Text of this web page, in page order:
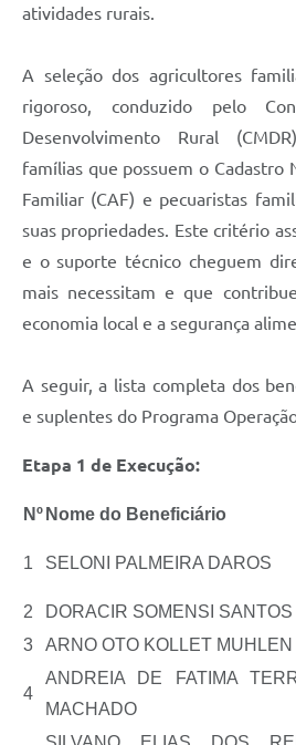
GERAR BOLETO DE IPTU/ISS/ALVARÁ/
Cadastro de Fornecedores
câmara de vereadores
Proteção ambiental
Minuta Cód. Postura
Contas Públicas
Editais
atividades rurais.
A seleção dos agricultores
rigoroso, conduzido pelo
Desenvolvimento Rural
famílias que possuem o Cadastro
Familiar (CAF) e pecuaristas
suas propriedades. Este critério
e o suporte técnico cheguem
mais necessitam e que
economia local e a segurança
A seguir, a lista completa dos
e suplentes do Programa
Etapa 1 de Execução:
Nº Nome do Beneficiário
1 SELONI PALMEIRA DAROS
2
DORACIR SOMENSI SANTOS
3
ARNO OTO KOLLET MUHLEN
4
ANDREIA DE FATIMA
MACHADO